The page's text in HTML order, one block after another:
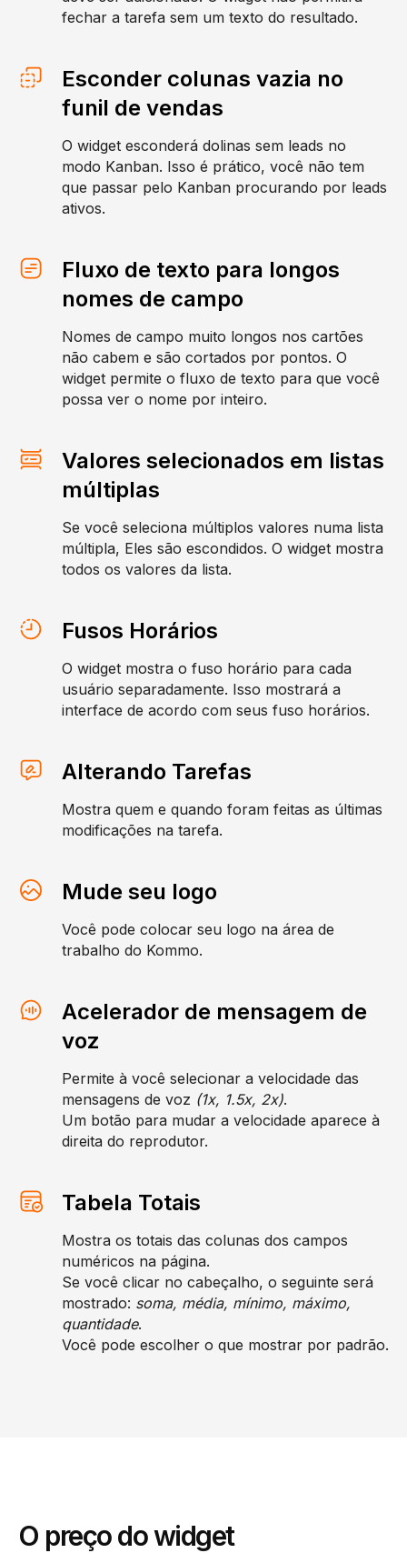
fechar a tarefa sem um texto do resultado.
Esconder colunas vazia no
funil de vendas
O widget esconderá dolinas sem leads no
modo Kanban. Isso é prático, você não tem
que passar pelo Kanban procurando por leads
ativos.
Fluxo de texto para longos
nomes de campo
Nomes de campo muito longos nos cartões
não cabem e são cortados por pontos. O
widget permite o fluxo de texto para que você
possa ver o nome por inteiro.
Valores selecionados em listas
múltiplas
Se você seleciona múltiplos valores numa lista
múltipla, Eles são escondidos. O widget mostra
todos os valores da lista.
Fusos Horários
O widget mostra o fuso horário para cada
usuário separadamente. Isso mostrará a
interface de acordo com seus fuso horários.
Alterando Tarefas
Mostra quem e quando foram feitas as últimas
modificações na tarefa.
Mude seu logo
Você pode colocar seu logo na área de
trabalho do Kommo.
Acelerador de mensagem de
voz
Permite à você selecionar a velocidade das
mensagens de voz (1x, 1.5x, 2x).
Um botão para mudar a velocidade aparece à
direita do reprodutor.
Tabela Totais
Mostra os totais das colunas dos campos
numéricos na página.
Se você clicar no cabeçalho, o seguinte será
mostrado: soma, média, mínimo, máximo,
quantidade.
Você pode escolher o que mostrar por padrão.
O preço do widget